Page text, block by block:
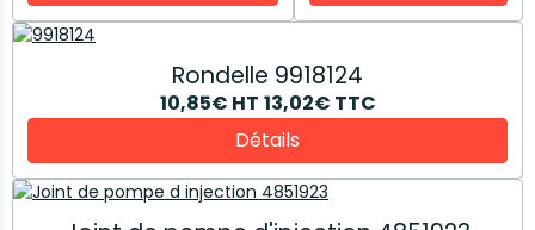
Rondelle 9918124
10,85€ HT 13,02€ TTC
Détails